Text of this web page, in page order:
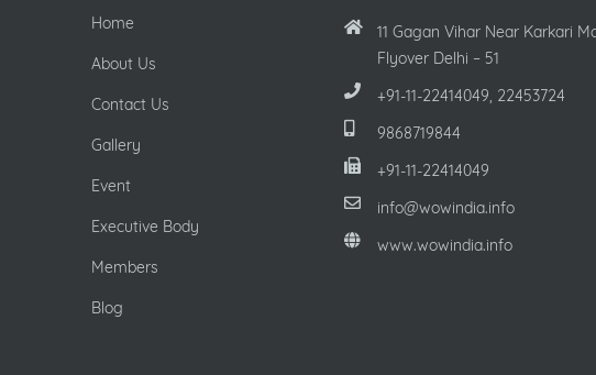
Home
About Us
Contact Us
Gallery
Event
Executive Body
Members
Blog
11 Gagan Vihar Near Karkari
Flyover Delhi – 51
+91-11-22414049, 22453724
9868719844
+91-11-22414049
info@wowindia.info
www.wowindia.info